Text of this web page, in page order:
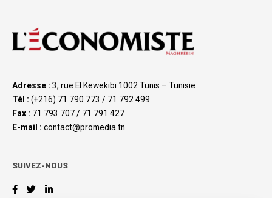
Adresse : 3, rue El Kewekibi 1002 Tunis – Tunisie
Tél : (+216) 71 790 773 / 71 792 499
Fax : 71 793 707 / 71 791 427
E-mail : contact@promedia.tn
SUIVEZ-NOUS